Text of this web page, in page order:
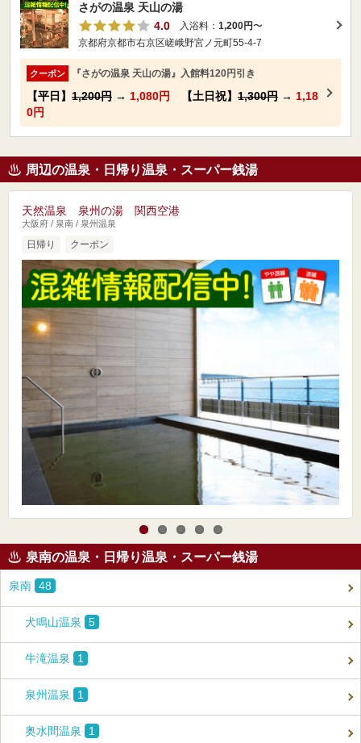
さがの温泉 天山の湯
4.0
入浴料： 1,200円〜
京都府京都市右京区嵯峨野宮ノ元町55-4-7
クーポン 『さがの温泉 天山の湯』入館料120円引き
【平日】 1,200円 → 1,080円 【土日祝】 1,300円 → 1,18
0円
周辺の温泉・日帰り温泉・スーパー銭湯
天然温泉 泉州の湯 関西空港
大阪府 / 泉南 / 泉州温泉
日帰り クーポン
泉南の温泉・日帰り温泉・スーパー銭湯
泉南 48
犬鳴山温泉 5
牛滝温泉 1
泉州温泉 1
奥水間温泉 1